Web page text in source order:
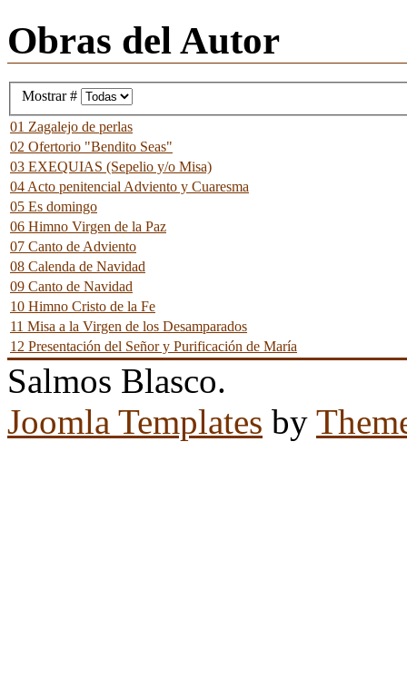
Obras del Autor
Mostrar #
01 Zagalejo de perlas
02 Ofertorio "Bendito Seas"
03 EXEQUIAS (Sepelio y/o Misa)
04 Acto penitencial Adviento y Cuaresma
05 Es domingo
06 Himno Virgen de la Paz
07 Canto de Adviento
08 Calenda de Navidad
09 Canto de Navidad
10 Himno Cristo de la Fe
11 Misa a la Virgen de los Desamparados
12 Presentación del Señor y Purificación de María
Salmos Blasco.
Joomla Templates by